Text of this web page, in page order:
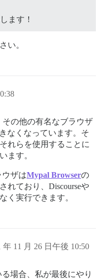
ます！
い。
その他の有名なブラウザ
なくなっています。そ
れらを使用することに
ます。
ウザはMypal Browserの
れており、Discourseや
く実行できます。
年 11 月 26 日午後 10:50
場合、私が最後にやり